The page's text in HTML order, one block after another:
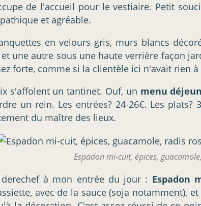
de l'accueil pour le vestiaire. Petit
et agréable.
en velours gris, murs blancs
une autre sous une haute verrière façon
forte, comme si la clientèle ici n'avait rien à
s'affolent un tantinet. Ouf, un menu
un rein. Les entrées? 24-26€. Les
du maître des lieux.
Espadon mi-cuit, épices,
à mon entrée du jour : Espadon
avec de la sauce (soja notamment),